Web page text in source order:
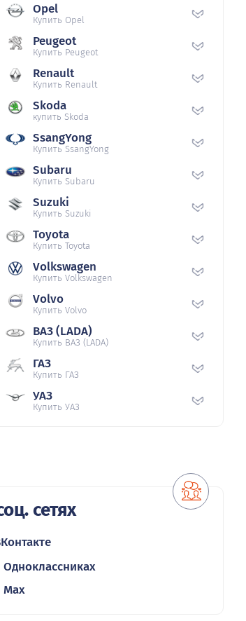
Opel
Купить Opel
Peugeot
Купить Peugeot
Renault
Купить Renault
Skoda
купить Skoda
SsangYong
Купить SsangYong
Subaru
Купить Subaru
Suzuki
Купить Suzuki
Toyota
Купить Toyota
Volkswagen
Купить Volkswagen
Volvo
Купить Volvo
ВАЗ (LADA)
Купить ВАЗ (LADA)
ГАЗ
Купить ГАЗ
УАЗ
Купить УАЗ
сетях